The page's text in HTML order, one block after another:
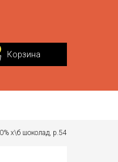
Корзина
х\б шоколад, р.54